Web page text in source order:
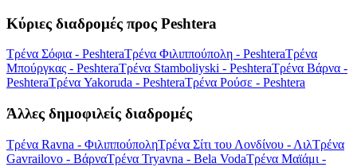
Κύριες διαδρομές προς Peshtera
Τρένα Σόφια - PeshteraΤρένα Φιλιππούπολη - PeshteraΤρένα
Μπούργκας - PeshteraΤρένα Stamboliyski - PeshteraΤρένα Βάρνα -
PeshteraΤρένα Yakoruda - PeshteraΤρένα Ρούσε - Peshtera
Άλλες δημοφιλείς διαδρομές
Τρένα Ravna - ΦιλιππούποληΤρένα Σίτι του Λονδίνου - ΛιλΤρένα
Gavrailovo - ΒάρναΤρένα Tryavna - Bela VodaΤρένα Μαϊάμι -